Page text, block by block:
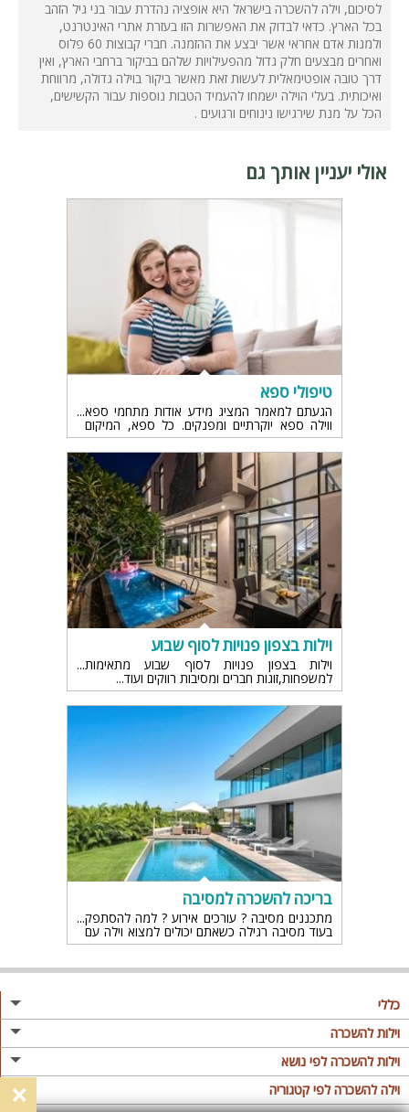
לסיכום, וילה להשכרה בישראל היא אופציה נהדרת עבור בני גיל הזהב
בכל הארץ. כדאי לבדוק את האפשרות הזו בעזרת אתרי האינטרנט,
ולמנות אדם אחראי אשר יבצע את ההזמנה. חברי קבוצות 60 פלוס
ואחרים מבצעים חלק גדול מהפעילויות שלהם בביקור ברחבי הארץ, ואין
דרך טובה אופטימאלית לעשות זאת מאשר ביקור בוילה גדולה, מרווחת
ואיכותית. בעלי הוילה ישמחו להעמיד הטבות נוספות עבור הקשישים,
הכל על מנת שירגישו נינוחים ורגועים .
אולי יעניין אותך גם
טיפולי ספא
הגעתם למאמר המציג מידע אודות מתחמי ספא
ווילה ספא יוקרתיים ומפנקים. כל ספא, המיקום
והייחודיות שלו.
וילות בצפון פנויות לסוף שבוע
וילות בצפון פנויות לסוף שבוע מתאימות
למשפחות,זוגות חברים ומסיבות רווקים ועוד...
בריכה להשכרה למסיבה
מתכננים מסיבה ? עורכים אירוע ? למה להסתפק
בעוד מסיבה רגילה כשאתם יכולים למצוא וילה עם
בריכה למסיבות אם תמיד רציתם מסיבה של פעם
כללי
מגזין
פרסום באתר
תקנון
וילות להשכרה
וילות בצפון
וילות במרכז
וילות להשכרה לפי נושא
וילה לזוגות
וילה להשכרה לפי קטגוריה
×